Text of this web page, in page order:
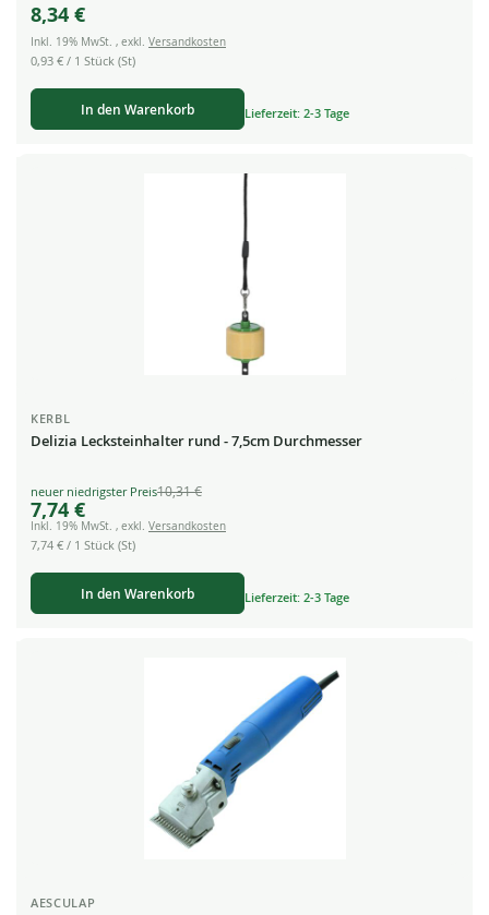
8,34 €
Inkl. 19% MwSt. , exkl. Versandkosten
0,93 € / 1 Stück (St)
In den Warenkorb Lieferzeit: 2-3 Tage
KERBL
Delizia Lecksteinhalter rund - 7,5cm Durchmesser
Special
Price
7,74 €
10,31 €
Inkl. 19% MwSt. , exkl. Versandkosten
7,74 € / 1 Stück (St)
In den Warenkorb Lieferzeit: 2-3 Tage
AESCULAP